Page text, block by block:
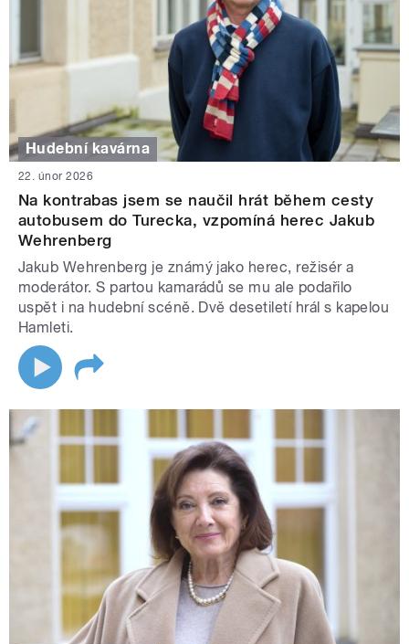
Hudební kavárna
22. únor 2026
Na kontrabas jsem se naučil hrát během cesty
autobusem do Turecka, vzpomíná herec Jakub
Wehrenberg
Jakub Wehrenberg je známý jako herec, režisér a
moderátor. S partou kamarádů se mu ale podařilo
uspět i na hudební scéně. Dvě desetiletí hrál s kapelou
Hamleti.